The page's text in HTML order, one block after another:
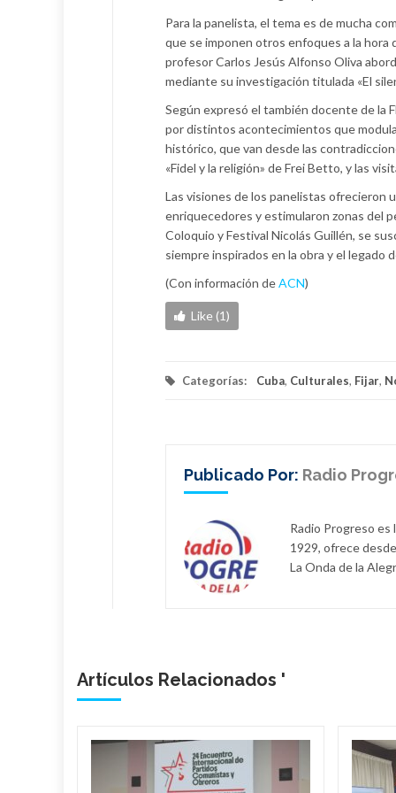
Para la panelista, el tema es de mucha
que se imponen otros enfoques a la
profesor Carlos Jesús Alfonso Oliva
mediante su investigación titulada «El
Según expresó el también docente de la
por distintos acontecimientos que
histórico, que van desde las
«Fidel y la religión» de Frei Betto, y las
Las visiones de los panelistas
enriquecedores y estimularon zonas del
Coloquio y Festival Nicolás Guillén, se
siempre inspirados en la obra y el legado
(Con información deACN)
Like (1)
Categorías: Cuba, Culturales, Fijar,
Publicado Por: Radio
Radio Progreso es
1929, ofrece
La Onda de la
Artículos Relacionados '